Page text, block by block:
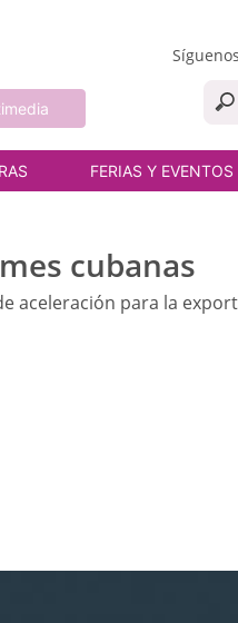
FERIAS Y EVENTOS
cubanas
aceleración para la